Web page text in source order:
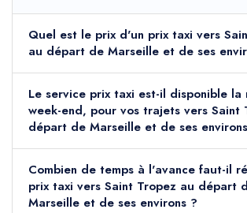
Quel est le prix d'un prix taxi vers
au départ de Marseille et de ses
Le service prix taxi est-il disponible
week-end, pour vos trajets vers Saint
départ de Marseille et de ses
Combien de temps à l'avance faut-il
prix taxi vers Saint Tropez au départ
Marseille et de ses environs ?